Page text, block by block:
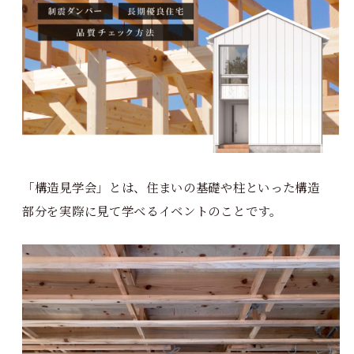
「構造見学会」とは、住まいの基礎や柱といった構造
部分を実際に見て学べるイベントのことです。